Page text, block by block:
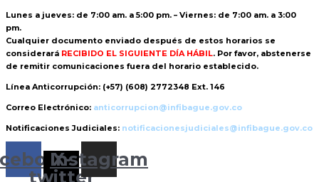
Lunes a jueves: de 7:00 am. a 5:00 pm. – Viernes: de 7:00 am. a 3:00
pm.
Cualquier documento enviado después de estos horarios se
considerará RECIBIDO EL SIGUIENTE DÍA HÁBIL. Por favor, abstenerse
de remitir comunicaciones fuera del horario establecido.
Línea Anticorrupción: (+57) (608) 2772348 Ext. 146
Correo Electrónico: anticorrupcion@infibague.gov.co
Notificaciones Judiciales: notificacionesjudiciales@infibague.gov.co
X-
twitter
Instagram